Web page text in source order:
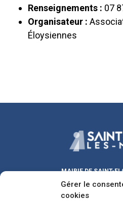
Gérer le
cookies
Renseignements : 07
Organisateur :
Éloysiennes
MAIRIE DE SAINT-
Place Michel